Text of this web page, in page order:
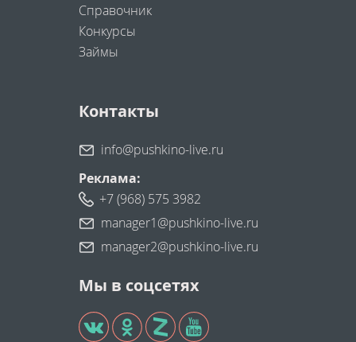
Справочник
Конкурсы
Займы
Контакты
info@pushkino-live.ru
Реклама:
+7 (968) 575 3982
manager1@pushkino-live.ru
manager2@pushkino-live.ru
Мы в соцсетях